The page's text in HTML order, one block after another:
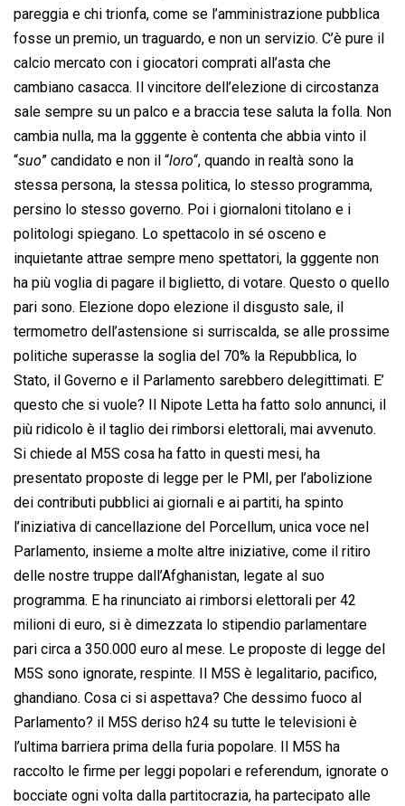
pareggia e chi trionfa, come se l’amministrazione pubblica
fosse un premio, un traguardo, e non un servizio. C’è pure il
calcio mercato con i giocatori comprati all’asta che
cambiano casacca. Il vincitore dell’elezione di circostanza
sale sempre su un palco e a braccia tese saluta la folla. Non
cambia nulla, ma la gggente è contenta che abbia vinto il
“suo” candidato e non il “loro“, quando in realtà sono la
stessa persona, la stessa politica, lo stesso programma,
persino lo stesso governo. Poi i giornaloni titolano e i
politologi spiegano. Lo spettacolo in sé osceno e
inquietante attrae sempre meno spettatori, la gggente non
ha più voglia di pagare il biglietto, di votare. Questo o quello
pari sono. Elezione dopo elezione il disgusto sale, il
termometro dell’astensione si surriscalda, se alle prossime
politiche superasse la soglia del 70% la Repubblica, lo
Stato, il Governo e il Parlamento sarebbero delegittimati. E’
questo che si vuole? Il Nipote Letta ha fatto solo annunci, il
più ridicolo è il taglio dei rimborsi elettorali, mai avvenuto.
Si chiede al M5S cosa ha fatto in questi mesi, ha
presentato proposte di legge per le PMI, per l’abolizione
dei contributi pubblici ai giornali e ai partiti, ha spinto
l’iniziativa di cancellazione del Porcellum, unica voce nel
Parlamento, insieme a molte altre iniziative, come il ritiro
delle nostre truppe dall’Afghanistan, legate al suo
programma. E ha rinunciato ai rimborsi elettorali per 42
milioni di euro, si è dimezzata lo stipendio parlamentare
pari circa a 350.000 euro al mese. Le proposte di legge del
M5S sono ignorate, respinte. Il M5S è legalitario, pacifico,
ghandiano. Cosa ci si aspettava? Che dessimo fuoco al
Parlamento? il M5S deriso h24 su tutte le televisioni è
l’ultima barriera prima della furia popolare. Il M5S ha
raccolto le firme per leggi popolari e referendum, ignorate o
bocciate ogni volta dalla partitocrazia, ha partecipato alle